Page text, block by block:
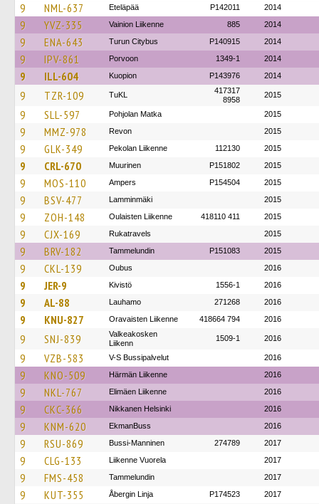
9 NML-637 Eteläpää P142011 2014
9 YVZ-335 Vainion Liikenne 885 2014
9 ENA-643 Turun Citybus P140915 2014
9 IPV-861 Porvoon 1349-1 2014
9 ILL-604 Kuopion P143976 2014
9 TZR-109 TuKL
417317
8958
2015
9 SLL-597 Pohjolan Matka 2015
9 MMZ-978 Revon 2015
9 GLK-349 Pekolan Liikenne 112130 2015
9 CRL-670 Muurinen P151802 2015
9 MOS-110 Ampers P154504 2015
9 BSV-477 Lamminmäki 2015
9 ZOH-148 Oulaisten Liikenne 418110 411 2015
9 CJX-169 Rukatravels 2015
9 BRV-182 Tammelundin P151083 2015
9 CKL-139 Oubus 2016
9 JER-9 Kivistö 1556-1 2016
9 AL-88 Lauhamo 271268 2016
9 KNU-827 Oravaisten Liikenne 418664 794 2016
9 SNJ-839
Valkeakosken
Liikenn
1509-1 2016
9 VZB-583 V-S Bussipalvelut 2016
9 KNO-509 Härmän Liikenne 2016
9 NKL-767 Elimäen Liikenne 2016
9 CKC-366 Nikkanen Helsinki 2016
9 KNM-620 EkmanBuss 2016
9 RSU-869 Bussi-Manninen 274789 2017
9 CLG-133 Liikenne Vuorela 2017
9 FMS-458 Tammelundin 2017
9 KUT-355 Åbergin Linja P174523 2017